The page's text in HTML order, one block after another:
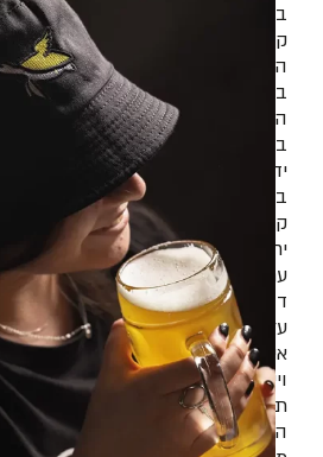
בירה
קראפט
היא
בירה
המיוצרת
בעבודת
יד
בכמויות
קטנות
יחסית,
עם
דגש
על
איכות
וייחודיות.
תהליך
הייצור